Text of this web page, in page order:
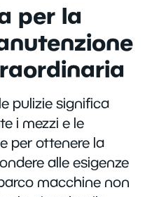
per la
pulizie significa
i mezzi e le
per ottenere la
alle esigenze
macchine non